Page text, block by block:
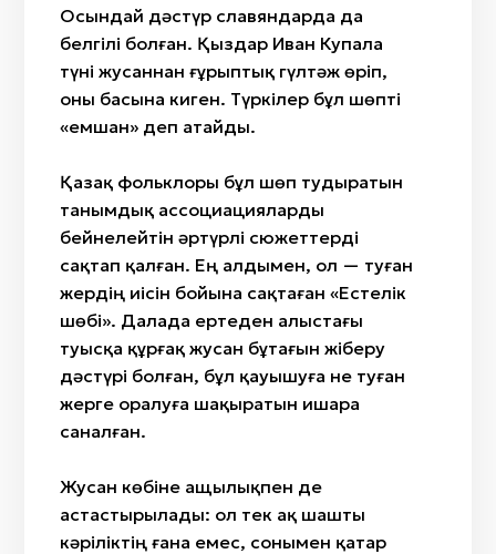
Осындай дәстүр славяндарда да
белгілі болған. Қыздар Иван Купала
түні жусаннан ғұрыптық гүлтәж өріп,
оны басына киген. Түркілер бұл шөпті
«емшан» деп атайды.
Қазақ фольклоры бұл шөп тудыратын
танымдық ассоциацияларды
бейнелейтін әртүрлі сюжеттерді
сақтап қалған. Ең алдымен, ол — туған
жердің иісін бойына сақтаған «Естелік
шөбі». Далада ертеден алыстағы
туысқа құрғақ жусан бұтағын жіберу
дәстүрі болған, бұл қауышуға не туған
жерге оралуға шақыратын ишара
саналған.
Жусан көбіне ащылықпен де
астастырылады: ол тек ақ шашты
кәріліктің ғана емес, сонымен қатар